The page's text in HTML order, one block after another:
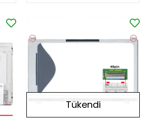
Tükendi